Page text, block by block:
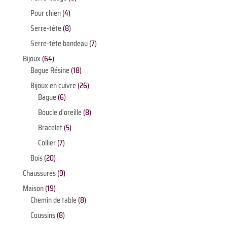
Pour chien 44
produits
Serre-tête 88
produits
Serre-tête bandeau 77
Bijoux 6464
produits
Bague Résine 1818
produits
Bijoux en cuivre 2626
Bague 66
produits
Boucle d'oreille 88
Bracelet 55
Collier 77
Bois 2020
produits
Chaussures 99
Maison 1919
produits
Chemin de table 88
Coussins 88